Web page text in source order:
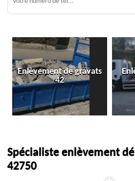
Enlèvement de gravats
42
Spécialiste enlèvement
42750